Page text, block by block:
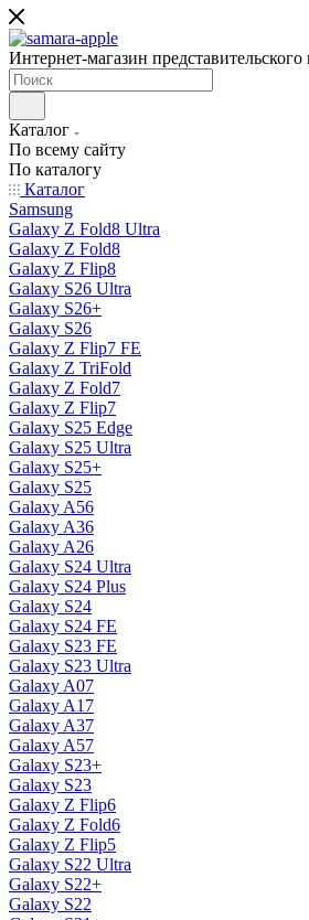
Интернет-магазин представительского
Каталог
По всему сайту
По каталогу
Каталог
Samsung
Galaxy Z Fold8 Ultra
Galaxy Z Fold8
Galaxy Z Flip8
Galaxy S26 Ultra
Galaxy S26+
Galaxy S26
Galaxy Z Flip7 FE
Galaxy Z TriFold
Galaxy Z Fold7
Galaxy Z Flip7
Galaxy S25 Edge
Galaxy S25 Ultra
Galaxy S25+
Galaxy S25
Galaxy A56
Galaxy A36
Galaxy A26
Galaxy S24 Ultra
Galaxy S24 Plus
Galaxy S24
Galaxy S24 FE
Galaxy S23 FE
Galaxy S23 Ultra
Galaxy A07
Galaxy A17
Galaxy A37
Galaxy A57
Galaxy S23+
Galaxy S23
Galaxy Z Flip6
Galaxy Z Fold6
Galaxy Z Flip5
Galaxy S22 Ultra
Galaxy S22+
Galaxy S22